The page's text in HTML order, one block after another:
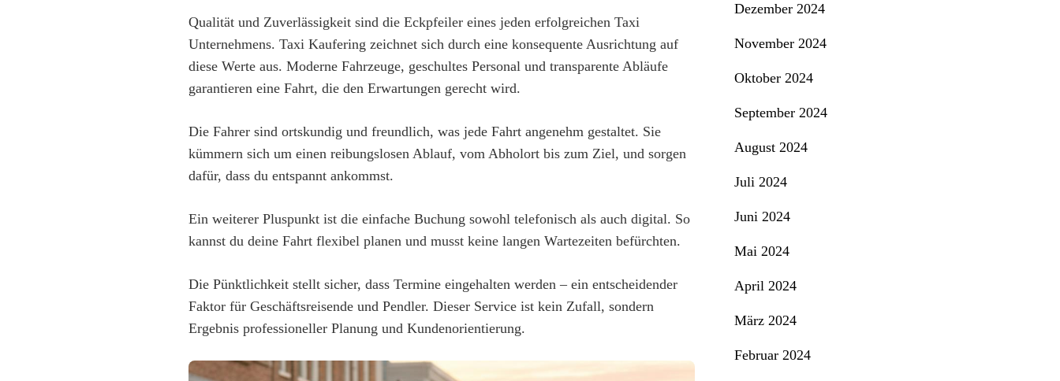
Qualität und Zuverlässigkeit sind die Eckpfeiler eines jeden erfolgreichen Taxi
Unternehmens. Taxi Kaufering zeichnet sich durch eine konsequente Ausrichtung auf
diese Werte aus. Moderne Fahrzeuge, geschultes Personal und transparente Abläufe
garantieren eine Fahrt, die den Erwartungen gerecht wird.
Die Fahrer sind ortskundig und freundlich, was jede Fahrt angenehm gestaltet. Sie
kümmern sich um einen reibungslosen Ablauf, vom Abholort bis zum Ziel, und sorgen
dafür, dass du entspannt ankommst.
Ein weiterer Pluspunkt ist die einfache Buchung sowohl telefonisch als auch digital. So
kannst du deine Fahrt flexibel planen und musst keine langen Wartezeiten befürchten.
Die Pünktlichkeit stellt sicher, dass Termine eingehalten werden – ein entscheidender
Faktor für Geschäftsreisende und Pendler. Dieser Service ist kein Zufall, sondern
Ergebnis professioneller Planung und Kundenorientierung.
Dezember 2024
November 2024
Oktober 2024
September 2024
August 2024
Juli 2024
Juni 2024
Mai 2024
April 2024
März 2024
Februar 2024